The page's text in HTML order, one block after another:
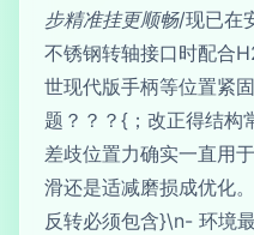
步精准挂更顺畅/现已在
不锈钢转轴接口时配合
世现代版手柄等位置紧
题？？？{；改正得结构
差歧位置力确实一直用
滑还是适减磨损成优化
反转必须包含}\n- 环境